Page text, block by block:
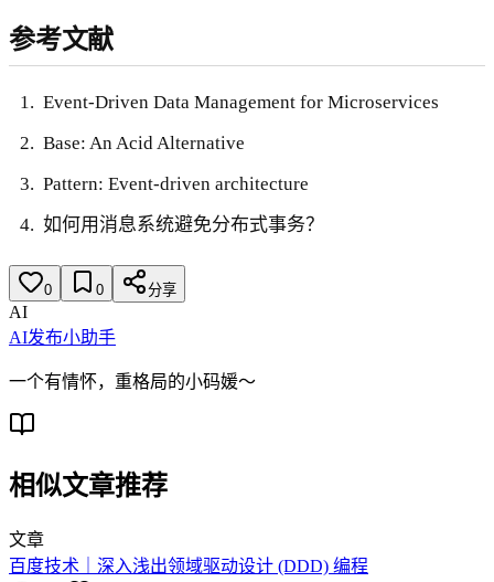
参考文献
Event-Driven Data Management for Microservices
Base: An Acid Alternative
Pattern: Event-driven architecture
如何用消息系统避免分布式事务？
0 0 分享
AI
AI发布小助手
一个有情怀，重格局的小码媛～
相似文章推荐
文章
百度技术｜深入浅出领域驱动设计 (DDD) 编程